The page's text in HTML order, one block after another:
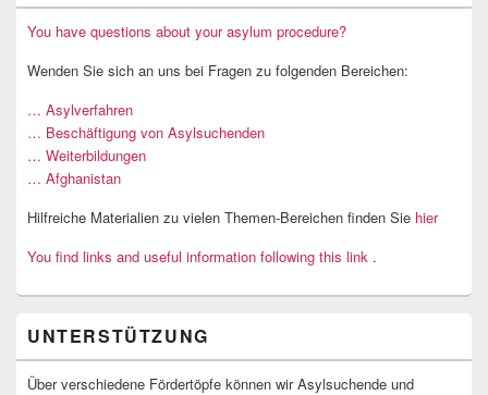
You have questions about your asylum procedure?
Wenden Sie sich an uns bei Fragen zu folgenden Bereichen:
… Asylverfahren
… Beschäftigung von Asylsuchenden
… Weiterbildungen
… Afghanistan
Hilfreiche Materialien zu vielen Themen-Bereichen finden Sie hier
You find links and useful information following this link .
UNTERSTÜTZUNG
Über verschiedene Fördertöpfe können wir Asylsuchende und